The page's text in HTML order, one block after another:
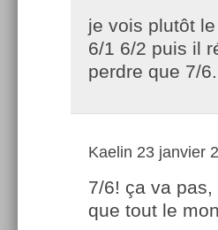
je vois plutôt
6/1 6/2 puis il
perdre que 7/
Kaelin 23 janvier
7/6! ça va
que tout le